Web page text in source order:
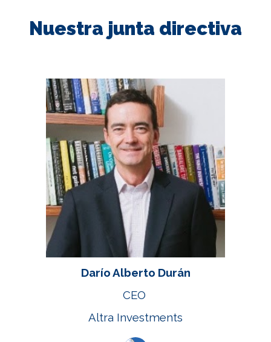
Nuestra junta directiva
Darío Alberto Durán
CEO
Altra Investments